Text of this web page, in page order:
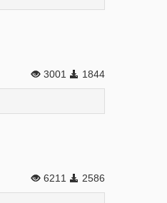
3001 1844
6211 2586